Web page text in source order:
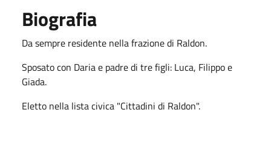
Biografia
Da sempre residente nella frazione di Raldon.
Sposato con Daria e padre di tre figli: Luca, Filippo e
Giada.
Eletto nella lista civica "Cittadini di Raldon".